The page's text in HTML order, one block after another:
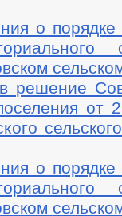
о порядке
решение
от
о порядке